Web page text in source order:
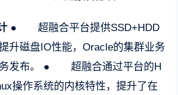
● 超融合平台提供SSD+HDD
升磁盘IO性能，Oracle的集群业务
务发布。 ● 超融合通过平台的H
操作系统的内核特性，提升了在